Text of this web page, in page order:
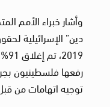
وأشار خبراء الأمم
رفعها فلسطينيون
توجيه اتهامات من